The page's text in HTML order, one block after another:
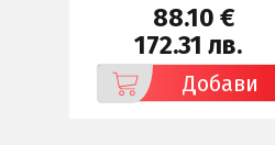
88.10 €
172.31 лв.
Добави